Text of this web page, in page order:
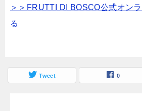
＞＞FRUTTI DI BOSCO公式オン
る
Tweet 0